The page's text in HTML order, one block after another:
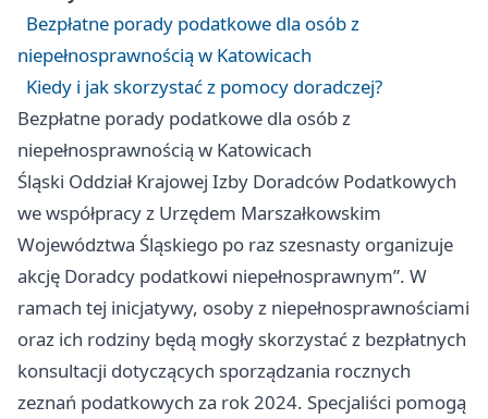
Bezpłatne porady podatkowe dla osób z
niepełnosprawnością w Katowicach
Kiedy i jak skorzystać z pomocy doradczej?
Bezpłatne porady podatkowe dla osób z
niepełnosprawnością w Katowicach
Śląski Oddział Krajowej Izby Doradców Podatkowych
we współpracy z Urzędem Marszałkowskim
Województwa Śląskiego po raz szesnasty organizuje
akcję Doradcy podatkowi niepełnosprawnym”. W
ramach tej inicjatywy, osoby z niepełnosprawnościami
oraz ich rodziny będą mogły skorzystać z bezpłatnych
konsultacji dotyczących sporządzania rocznych
zeznań podatkowych za rok 2024. Specjaliści pomogą